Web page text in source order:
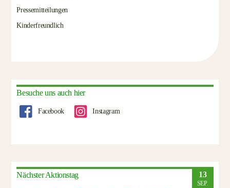
Pressemitteilungen
Kinderfreundlich
Besuche uns auch hier
Facebook Instagram
Nächster Aktionstag 13
SEP.